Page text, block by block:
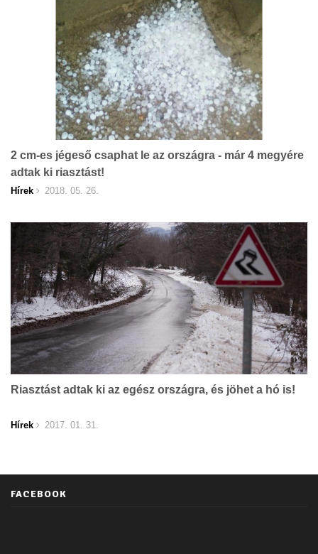
2 cm-es jégeső csaphat le az országra - már 4 megyére
adtak ki riasztást!
Hírek 2018. 05. 26.
Riasztást adtak ki az egész országra, és jöhet a hó is!
Hírek 2017. 01. 31.
FACEBOOK